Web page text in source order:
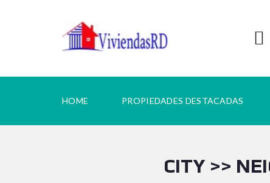
HOME PROPIEDADES DESTACADAS
CITY >>